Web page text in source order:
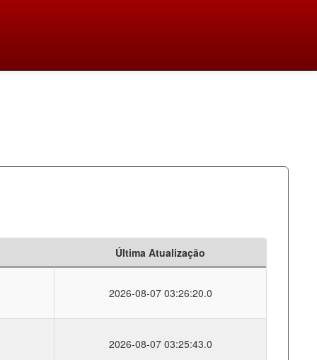
Última Atualização
2026-08-07 03:26:20.0
2026-08-07 03:25:43.0